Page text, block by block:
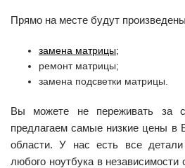
Прямо на месте будут
замена матрицы;
ремонт матрицы;
замена подсветки матрицы.
Вы можете не переживать за
предлагаем самые низкие цены в
области. У нас есть все
любого ноутбука в